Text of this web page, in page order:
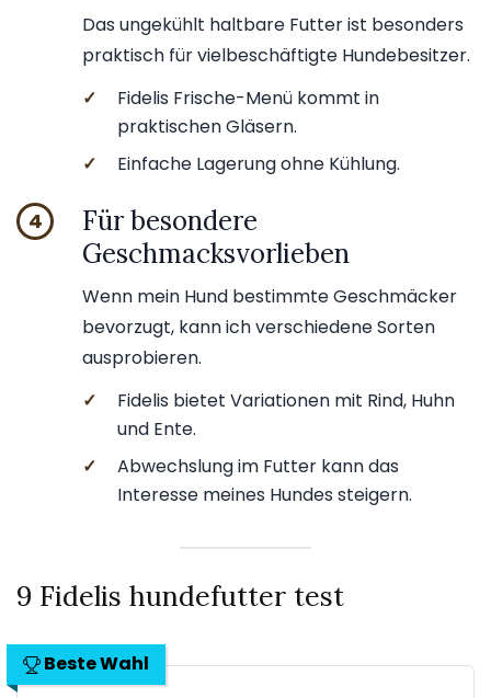
Das ungekühlt haltbare Futter ist besonders
praktisch für vielbeschäftigte Hundebesitzer.
✓
Fidelis Frische-Menü kommt in
praktischen Gläsern.
✓
Einfache Lagerung ohne Kühlung.
4
Für besondere
Geschmacksvorlieben
Wenn mein Hund bestimmte Geschmäcker
bevorzugt, kann ich verschiedene Sorten
ausprobieren.
✓
Fidelis bietet Variationen mit Rind, Huhn
und Ente.
✓
Abwechslung im Futter kann das
Interesse meines Hundes steigern.
9 Fidelis hundefutter test
Beste Wahl